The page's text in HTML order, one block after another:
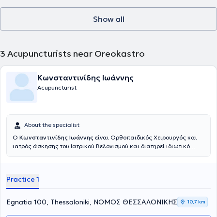
Show all
3 Acupuncturists near Oreokastro
Κωνσταντινίδης Ιωάννης
Acupuncturist
About the specialist
Ο Κωνσταντινίδης Ιωάννης είναι Ορθοπαιδικός Χειρουργός και
ιατρός άσκησης του Ιατρικού Βελονισμού και διατηρεί ιδιωτικό
πτυχίου: άριστα) από την Ιατρική Σχολή του Πανεπιστημίου “Carol
ειδικευόμενος ιατρός στην Α’ Ορθοπαιδική κλινική του
Αριστοτελείου Πανεπιστημίου Θεσσαλονίκης, Γ.Ν.Θ. «Γ.
Παπανικολάου» Θεσσαλονίκης και στην Β’ Χειρουργική-
Ογκολογική κλινική του Αντικαρκινικού Νοσοκομείου
Practice 1
Egnatia 100, Thessaloniki, ΝΟΜΟΣ ΘΕΣΣΑΛΟΝΙΚΗΣ 10,7 km